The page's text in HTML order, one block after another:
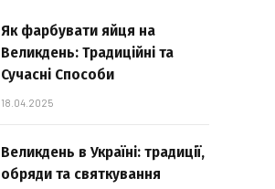
Як фарбувати яйця на
Великдень: Традиційні та
Сучасні Способи
18.04.2025
Великдень в Україні: традиції,
обряди та святкування